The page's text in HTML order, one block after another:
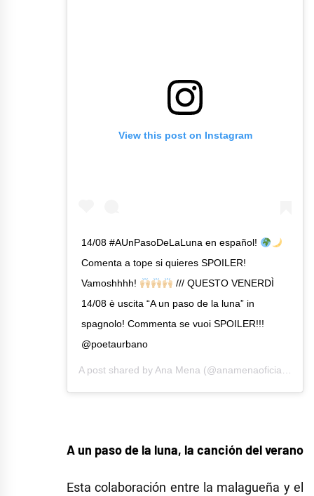
View this post on Instagram
14/08 #AUnPasoDeLaLuna en español!
Comenta a tope si quieres SPOILER!
Vamoshhhh!
/// QUESTO VENERDÌ
14/08 è uscita “A un paso de la luna” in
spagnolo! Commenta se vuoi SPOILER!!!
@poetaurbano
A post shared byAna Mena (@anamenaoficial) on
A un paso de la luna, la canción del verano
Esta colaboración entre la malagueña y el